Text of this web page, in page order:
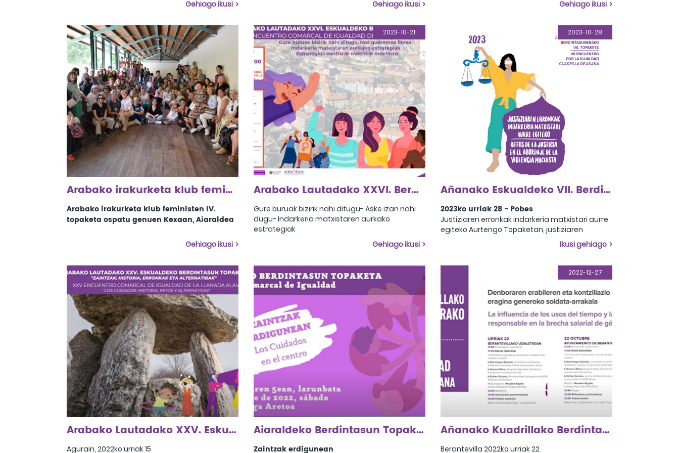
Gehiago ikusi
"Orgullosas - Zuetaz harro" kanpainari aurpegia
Gehiago ikusi Gehiago ikusi
Arabako irakurketa klub feministen IV. topaketa ospatu genuen Kexaan, Aiaraldea
Arabako irakurketa klub feministen IV.
topaketa ospatu genuen Kexaan, Aiaraldea
Gehiago ikusi
2023-10-21
Arabako Lautadako XXVI. Berdintasun Topaketa
Gure buruak bizirik nahi ditugu- Aske izan nahi
dugu- Indarkeria matxistaren aurkako
estrategiak
Gehiago ikusi
2023-10-28
Añanako Eskualdeko VII. Berdintasun Topaketa
2023ko urriak 28 - Pobes
Justiziaren erronkak indarkeria matxistari aurre
egiteko Aurtengo Topaketan, justiziaren
erronkak hainbat ikuspegitatik aztertzea da
gure helburua. Biktimen beharrei heldu nahi
eredua aztertu. Galdera hau proposatzen
dugu: Zer aldaketa egin beharko lirateke
ikuspegi feministatik arreta integrala lortzeko?
Ikusi gehiago
Arabako Lautadako XXV. Eskualdeko Berdintasun Topaketa
Agurain, 2022ko urriak 15
Aiaraldeko Berdintasun Topaketa 2022
Zaintzak erdigunean
2022-12-27
Añanako Kuadrillako Berdintasunerako VI. topaketa
Berantevilla 2022ko urriak 22